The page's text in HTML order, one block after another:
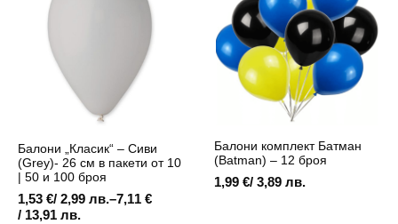
may
chosen
on
the
product
Балони „Класик“ – Сиви
(Grey)- 26 см в пакети от 10
| 50 и 100 броя
1,53 €/ 2,99 лв.–7,11 €
/ 13,91 лв.
Price
Балони комплект Батман
(Batman) – 12 броя
1,99 €/ 3,89 лв.